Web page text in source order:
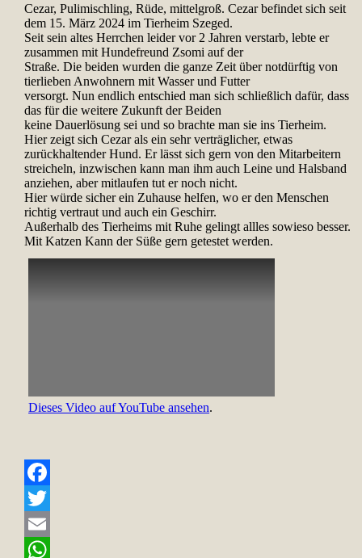
Cezar, Pulimischling, Rüde, mittelgroß. Cezar befindet sich seit
dem 15. März 2024 im Tierheim Szeged.
Seit sein altes Herrchen leider vor 2 Jahren verstarb, lebte er
zusammen mit Hundefreund Zsomi auf der
Straße. Die beiden wurden die ganze Zeit über notdürftig von
tierlieben Anwohnern mit Wasser und Futter
versorgt. Nun endlich entschied man sich schließlich dafür, dass
das für die weitere Zukunft der Beiden
keine Dauerlösung sei und so brachte man sie ins Tierheim.
Hier zeigt sich Cezar als ein sehr verträglicher, etwas
zurückhaltender Hund. Er lässt sich gern von den Mitarbeitern
streicheln, inzwischen kann man ihm auch Leine und Halsband
anziehen, aber mitlaufen tut er noch nicht.
Hier würde sicher ein Zuhause helfen, wo er den Menschen
richtig vertraut und auch ein Geschirr.
Außerhalb des Tierheims mit Ruhe gelingt allles sowieso besser.
Mit Katzen Kann der Süße gern getestet werden.
Dieses Video auf YouTube ansehen.
Facebook
Twitter
Email